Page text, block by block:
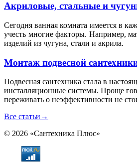
Акриловые, стальные и
Сегодня ванная комната имеется в
учесть многие факторы. Например,
изделий из чугуна, стали и акрила.
Монтаж подвесной
Подвесная сантехника стала в
инсталляционные системы. Проще
переживать о неэффективности не
Все статьи →
© 2026 «Сантехника Плюс»